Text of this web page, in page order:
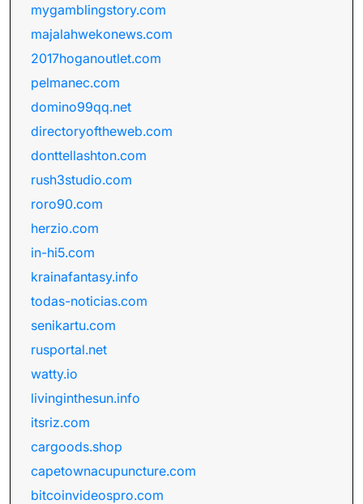
mygamblingstory.com
majalahwekonews.com
2017hoganoutlet.com
pelmanec.com
domino99qq.net
directoryoftheweb.com
donttellashton.com
rush3studio.com
roro90.com
herzio.com
in-hi5.com
krainafantasy.info
todas-noticias.com
senikartu.com
rusportal.net
watty.io
livinginthesun.info
itsriz.com
cargoods.shop
capetownacupuncture.com
bitcoinvideospro.com